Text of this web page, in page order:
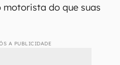
do que suas
A PUBLICIDADE